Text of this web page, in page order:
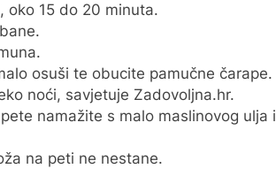
oko 15 do 20 minuta.
osuši te obucite pamučne čarape.
noći, savjetuje Zadovoljna.hr.
namažite s malo maslinovog ulja i
na peti ne nestane.